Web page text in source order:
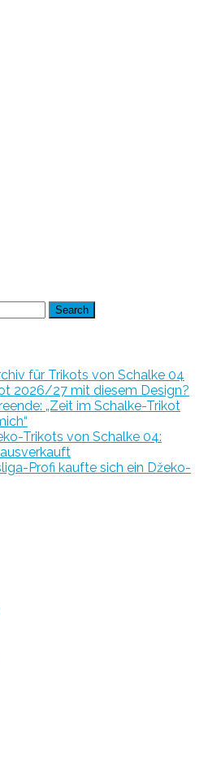
für Trikots von Schalke 04
2026/27 mit diesem Design?
„Zeit im Schalke-Trikot
Trikots von Schalke 04:
Profi kaufte sich ein Džeko-